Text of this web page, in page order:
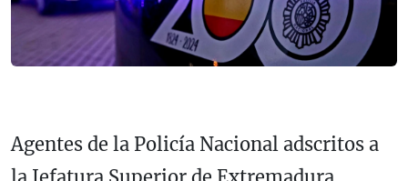
Agentes de la Policía Nacional adscritos a